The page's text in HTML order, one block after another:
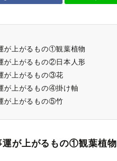
が上がるもの①観葉植物
が上がるもの②日本人形
が上がるもの③花
が上がるもの④掛け軸
が上がるもの⑤竹
運が上がるもの①観葉植物